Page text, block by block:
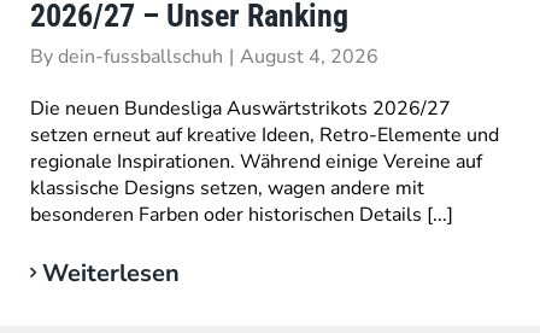
2026/27 – Unser Ranking
Bydein-fussballschuh | August 4, 2026
Die neuen Bundesliga Auswärtstrikots 2026/27
setzen erneut auf kreative Ideen, Retro-Elemente und
regionale Inspirationen. Während einige Vereine auf
klassische Designs setzen, wagen andere mit
besonderen Farben oder historischen Details [...]
Weiterlesen